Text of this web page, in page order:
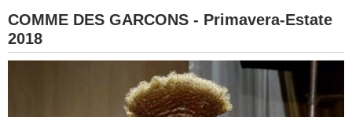
COMME DES GARCONS - Primavera-Estate
2018